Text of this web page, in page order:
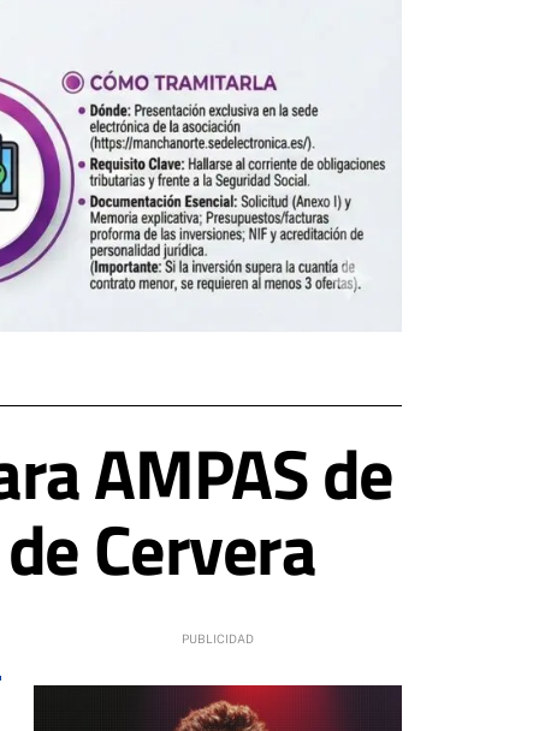
AMPAS de
Cervera